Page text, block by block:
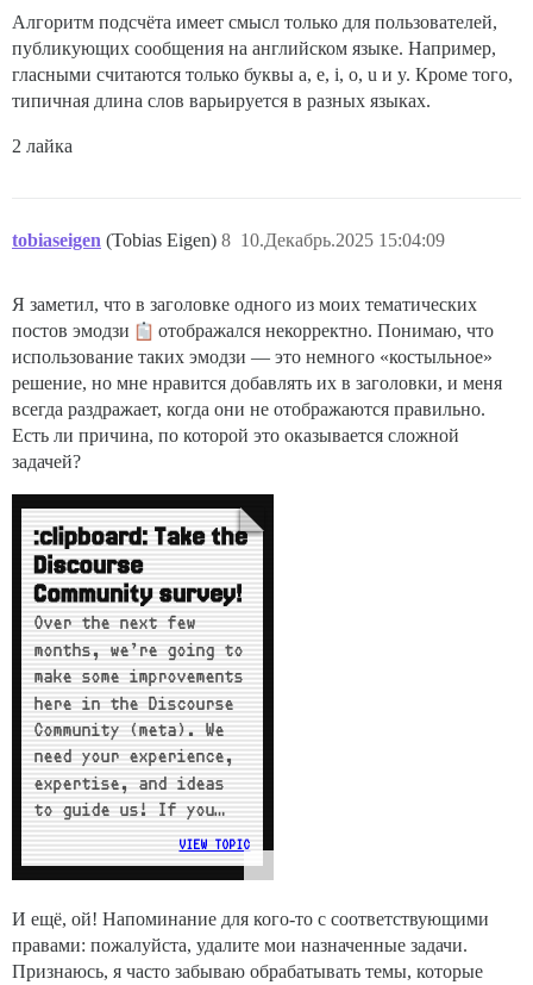
Алгоритм подсчёта имеет смысл только для пользователей,
публикующих сообщения на английском языке. Например,
гласными считаются только буквы a, e, i, o, u и y. Кроме того,
типичная длина слов варьируется в разных языках.
2 лайка
tobiaseigen (Tobias Eigen) 10.Декабрь.2025 15:04:09
8
Я заметил, что в заголовке одного из моих тематических
постов эмодзи
отображался некорректно. Понимаю, что
использование таких эмодзи — это немного «костыльное»
решение, но мне нравится добавлять их в заголовки, и меня
всегда раздражает, когда они не отображаются правильно.
Есть ли причина, по которой это оказывается сложной
задачей?
И ещё, ой! Напоминание для кого-то с соответствующими
правами: пожалуйста, удалите мои назначенные задачи.
Признаюсь, я часто забываю обрабатывать темы, которые